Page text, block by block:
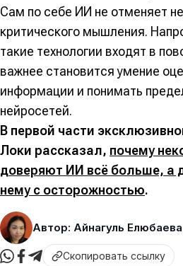
Сам по себе ИИ не отменяет
критического мышления.
такие технологии входят в
важнее становится умение
информации и понимать
нейросетей.
В первой части
Локи рассказал, почему
доверяют ИИ всё больше, а
нему с осторожностью.
Автор: Айнагуль Елюбаева
Скопировать ссылку